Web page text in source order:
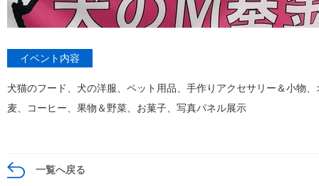
イベント内容
犬猫のフード、犬の洋服、ペット用品、手作りアクセサリー＆小物
麦、コーヒー、果物＆野菜、お菓子、写真パネル展示
一覧へ戻る